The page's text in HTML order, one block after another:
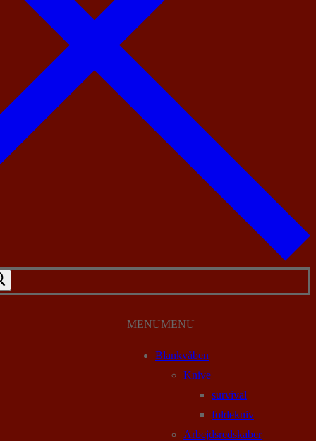
MENUMENU
Blankvåben
Knive
survival
foldekniv
Arbejdsredskaber